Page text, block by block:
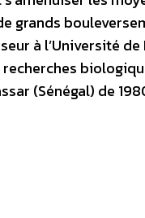
grands
à l’Université
(Sénégal) de